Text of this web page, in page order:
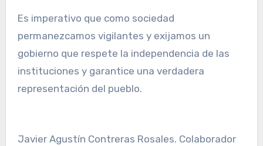
Es imperativo que como sociedad
permanezcamos vigilantes y exijamos un
gobierno que respete la independencia de las
instituciones y garantice una verdadera
representación del pueblo.
Javier Agustín Contreras Rosales. Colaborador